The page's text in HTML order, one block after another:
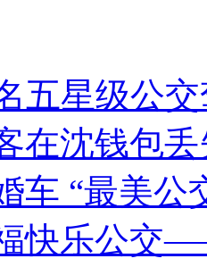
五星级公
在沈钱包
车 “最美公
快乐公交